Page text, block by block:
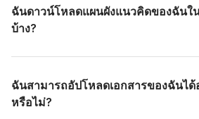
ฉันดาวน์โหลดแผนผังแนวคิดของฉันใ
บ้าง?
ฉันสามารถอัปโหลดเอกสารของฉันได้
หรือไม่?